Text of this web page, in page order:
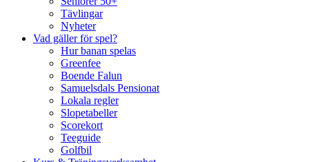
Tävlingar
Nyheter
Vad gäller för spel?
Hur banan spelas
Greenfee
Boende Falun
Samuelsdals Pensionat
Lokala regler
Slopetabeller
Scorekort
Teeguide
Golfbil